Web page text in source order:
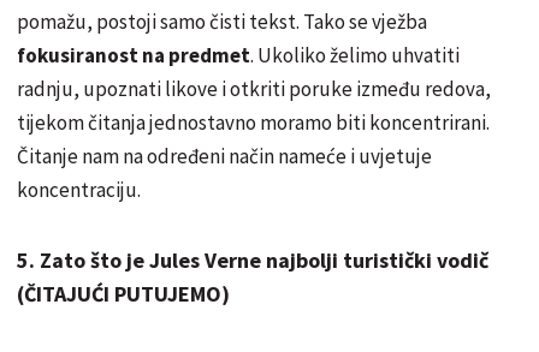
pomažu, postoji samo čisti tekst. Tako se vježba
fokusiranost na predmet. Ukoliko želimo uhvatiti
radnju, upoznati likove i otkriti poruke između redova,
tijekom čitanja jednostavno moramo biti koncentrirani.
Čitanje nam na određeni način nameće i uvjetuje
koncentraciju.
5. Zato što je Jules Verne najbolji turistički vodič
(ČITAJUĆI PUTUJEMO)